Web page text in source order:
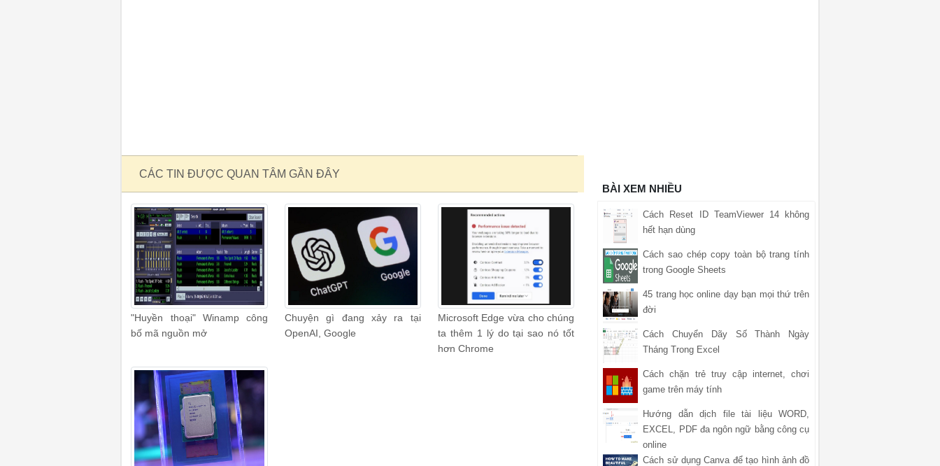
CÁC TIN ĐƯỢC QUAN TÂM GẦN ĐÂY
"Huyền thoại" Winamp công
bố mã nguồn mở
Chuyện gì đang xảy ra tại
OpenAI, Google
Microsoft Edge vừa cho chúng
ta thêm 1 lý do tại sao nó tốt
hơn Chrome
BÀI XEM NHIỀU
Cách Reset ID TeamViewer 14 không
hết hạn dùng
Cách sao chép copy toàn bộ trang tính
trong Google Sheets
45 trang học online dạy bạn mọi thứ trên
đời
Cách Chuyển Dãy Số Thành Ngày
Tháng Trong Excel
Cách chặn trẻ truy cập internet, chơi
game trên máy tính
Hướng dẫn dịch file tài liệu WORD,
EXCEL, PDF đa ngôn ngữ bằng công cụ
online
Cách sử dụng Canva để tạo hình ảnh đồ